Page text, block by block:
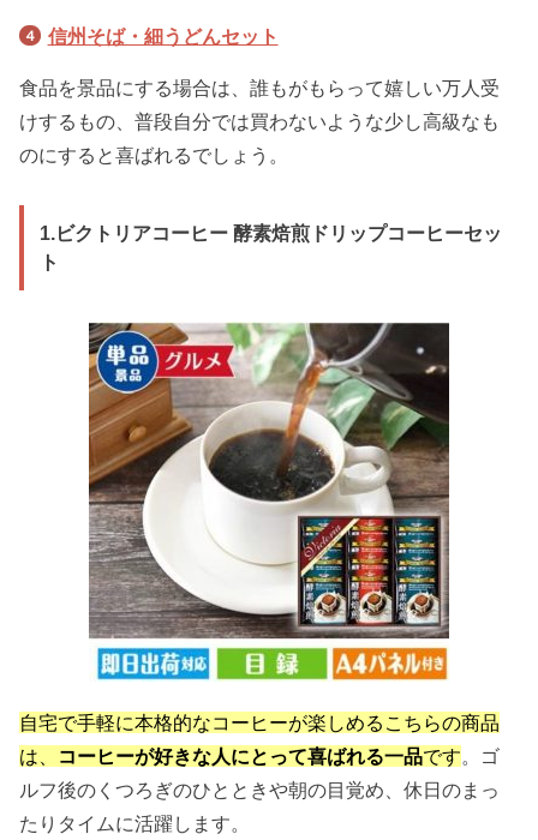
信州そば・細うどんセット
食品を景品にする場合は、誰もがもらって嬉しい万人受
けするもの、普段自分では買わないような少し高級なも
のにすると喜ばれるでしょう。
1.ビクトリアコーヒー 酵素焙煎ドリップコーヒーセッ
ト
自宅で手軽に本格的なコーヒーが楽しめるこちらの商品
は、 コーヒーが好きな人にとって喜ばれる一品です。ゴ
ルフ後のくつろぎのひとときや朝の目覚め、休日のまっ
たりタイムに活躍します。